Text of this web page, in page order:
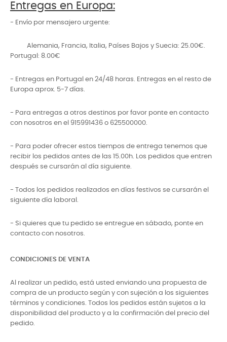
Entregas en Europa:
- Envío por mensajero urgente:
Alemania, Francia, Italia, Países Bajos y Suecia: 25.00€.
Portugal: 8.00€
- Entregas en Portugal en 24/48 horas. Entregas en el resto de
Europa aprox. 5-7 días.
- Para entregas a otros destinos por favor ponte en contacto
con nosotros en el 915991436 o 625500000.
- Para poder ofrecer estos tiempos de entrega tenemos que
recibir los pedidos antes de las 15.00h. Los pedidos que entren
después se cursarán al día siguiente.
- Todos los pedidos realizados en días festivos se cursarán el
siguiente día laboral.
- Si quieres que tu pedido se entregue en sábado, ponte en
contacto con nosotros.
CONDICIONES DE VENTA
Al realizar un pedido, está usted enviando una propuesta de
compra de un producto según y con sujeción a los siguientes
términos y condiciones. Todos los pedidos están sujetos a la
disponibilidad del producto y a la confirmación del precio del
pedido.